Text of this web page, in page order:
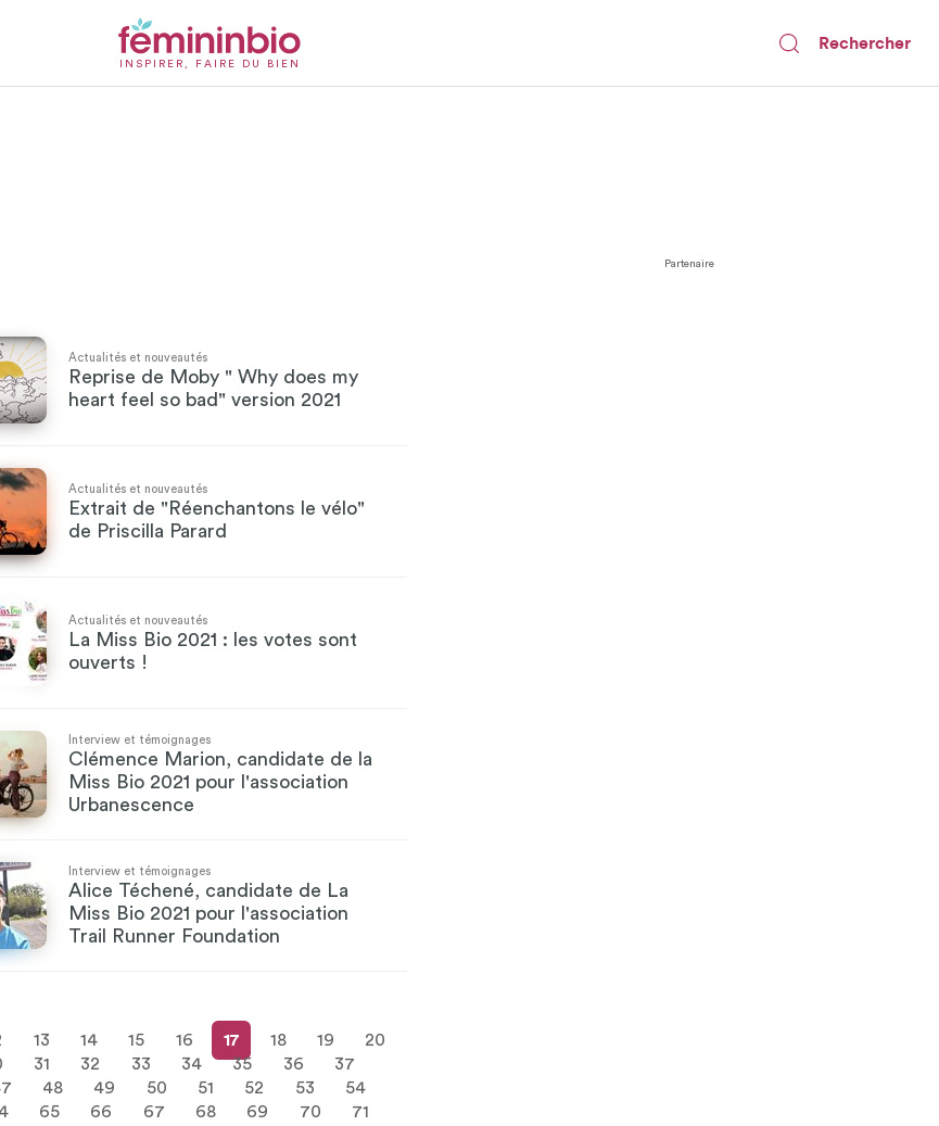
INSPIRER, FAIRE DU BIEN
Rechercher
Partenaire
Actualités et nouveautés
Reprise de Moby " Why does my
heart feel so bad" version 2021
Actualités et nouveautés
Extrait de "Réenchantons le vélo"
de Priscilla Parard
Actualités et nouveautés
La Miss Bio 2021 : les votes sont
ouverts !
Interview et témoignages
Clémence Marion, candidate de la
Miss Bio 2021 pour l'association
Urbanescence
Interview et témoignages
Alice Téchené, candidate de La
Miss Bio 2021 pour l'association
Trail Runner Foundation
13 14 15 16 17 18 19
20
31 32 33 34 35 36
37
48 49 50 51 52 53
54
65 66 67 68 69 70
71